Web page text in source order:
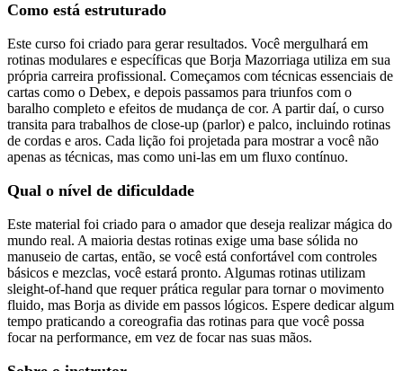
Como está estruturado
Este curso foi criado para gerar resultados. Você mergulhará em
rotinas modulares e específicas que Borja Mazorriaga utiliza em sua
própria carreira profissional. Começamos com técnicas essenciais de
cartas como o Debex, e depois passamos para triunfos com o
baralho completo e efeitos de mudança de cor. A partir daí, o curso
transita para trabalhos de close-up (parlor) e palco, incluindo rotinas
de cordas e aros. Cada lição foi projetada para mostrar a você não
apenas as técnicas, mas como uni-las em um fluxo contínuo.
Qual o nível de dificuldade
Este material foi criado para o amador que deseja realizar mágica do
mundo real. A maioria destas rotinas exige uma base sólida no
manuseio de cartas, então, se você está confortável com controles
básicos e mezclas, você estará pronto. Algumas rotinas utilizam
sleight-of-hand que requer prática regular para tornar o movimento
fluido, mas Borja as divide em passos lógicos. Espere dedicar algum
tempo praticando a coreografia das rotinas para que você possa
focar na performance, em vez de focar nas suas mãos.